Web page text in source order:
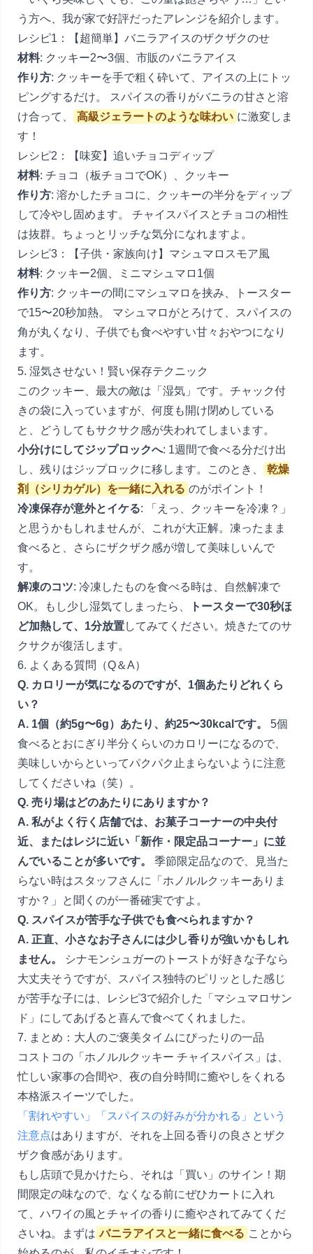
う方へ、我が家で好評だったアレンジを紹介します。
レシピ1：【超簡単】バニラアイスのザクザクのせ
材料: クッキー2〜3個、市販のバニラアイス
作り方: クッキーを手で粗く砕いて、アイスの上にトッ
ピングするだけ。 スパイスの香りがバニラの甘さと溶
け合って、
高級ジェラートのような味わい に激変しま
す！
レシピ2：【味変】追いチョコディップ
材料: チョコ（板チョコでOK）、クッキー
作り方: 溶かしたチョコに、クッキーの半分をディップ
して冷やし固めます。 チャイスパイスとチョコの相性
は抜群。ちょっとリッチな気分になれますよ。
レシピ3：【子供・家族向け】マシュマロスモア風
材料: クッキー2個、ミニマシュマロ1個
作り方: クッキーの間にマシュマロを挟み、トースター
で15〜20秒加熱。 マシュマロがとろけて、スパイスの
角が丸くなり、子供でも食べやすい甘々おやつになり
ます。
5. 湿気させない！賢い保存テクニック
このクッキー、最大の敵は「湿気」です。チャック付
きの袋に入っていますが、何度も開け閉めしている
と、どうしてもサクサク感が失われてしまいます。
小分けにしてジップロックへ: 1週間で食べる分だけ出
し、残りはジップロックに移します。このとき、
乾燥
剤（シリカゲル）を一緒に入れる のがポイント！
冷凍保存が意外とイケる: 「えっ、クッキーを冷凍？」
と思うかもしれませんが、これが大正解。凍ったまま
食べると、さらにザクザク感が増して美味しいんで
す。
解凍のコツ: 冷凍したものを食べる時は、自然解凍で
OK。もし少し湿気てしまったら、
トースターで30秒ほ
ど加熱して、1分放置してみてください。焼きたてのサ
クサクが復活します。
6. よくある質問（Q＆A）
Q. カロリーが気になるのですが、1個あたりどれくら
い？
A. 1個（約5g〜6g）あたり、約25〜30kcalです。
5個
食べるとおにぎり半分くらいのカロリーになるので、
美味しいからといってパクパク止まらないように注意
してくださいね（笑）。
Q. 売り場はどのあたりにありますか？
A. 私がよく行く店舗では、お菓子コーナーの中央付
近、またはレジに近い「新作・限定品コーナー」に並
んでいることが多いです。
季節限定品なので、見当た
らない時はスタッフさんに「ホノルルクッキーありま
すか？」と聞くのが一番確実ですよ。
Q. スパイスが苦手な子供でも食べられますか？
A. 正直、小さなお子さんには少し香りが強いかもしれ
ません。
シナモンシュガーのトーストが好きな子なら
大丈夫そうですが、スパイス独特のピリッとした感じ
が苦手な子には、レシピ3で紹介した「マシュマロサン
ド」にしてあげると喜んで食べてくれました。
7. まとめ：大人のご褒美タイムにぴったりの一品
コストコの「ホノルルクッキー チャイスパイス」は、
忙しい家事の合間や、夜の自分時間に癒やしをくれる
本格派スイーツでした。
「割れやすい」「スパイスの好みが分かれる」という
注意点はありますが、それを上回る香りの良さとザク
ザク食感があります。
もし店頭で見かけたら、それは「買い」のサイン！期
間限定の味なので、なくなる前にぜひカートに入れ
て、ハワイの風とチャイの香りに癒やされてみてくだ
さいね。まずは バニラアイスと一緒に食べる ことから